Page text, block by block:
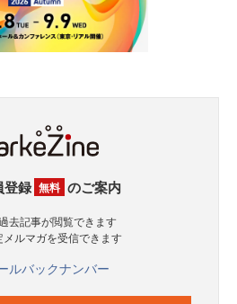
登録 無料 のご案内
去記事が閲覧できます
メルマガを受信できます
ルバックナンバー